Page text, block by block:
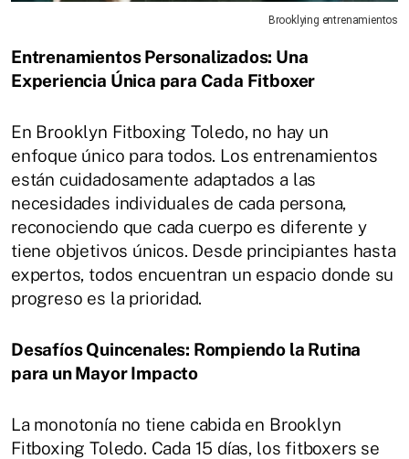
Brooklying entrenamientos
Entrenamientos Personalizados: Una
Experiencia Única para Cada Fitboxer
En Brooklyn Fitboxing Toledo, no hay un
enfoque único para todos. Los entrenamientos
están cuidadosamente adaptados a las
necesidades individuales de cada persona,
reconociendo que cada cuerpo es diferente y
tiene objetivos únicos. Desde principiantes hasta
expertos, todos encuentran un espacio donde su
progreso es la prioridad.
Desafíos Quincenales: Rompiendo la Rutina
para un Mayor Impacto
La monotonía no tiene cabida en Brooklyn
Fitboxing Toledo. Cada 15 días, los fitboxers se